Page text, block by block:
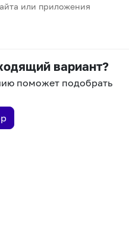
или приложения
вариант?
поможет подобрать